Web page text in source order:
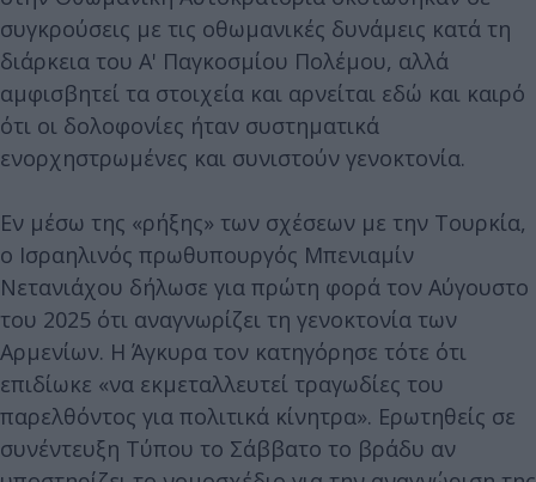
συγκρούσεις με τις οθωμανικές δυνάμεις κατά τη
διάρκεια του Α' Παγκοσμίου Πολέμου, αλλά
αμφισβητεί τα στοιχεία και αρνείται εδώ και καιρό
ότι οι δολοφονίες ήταν συστηματικά
ενορχηστρωμένες και συνιστούν γενοκτονία.
Εν μέσω της «ρήξης» των σχέσεων με την Τουρκία,
ο Ισραηλινός πρωθυπουργός Μπενιαμίν
Νετανιάχου δήλωσε για πρώτη φορά τον Αύγουστο
του 2025 ότι αναγνωρίζει τη γενοκτονία των
Αρμενίων. Η Άγκυρα τον κατηγόρησε τότε ότι
επιδίωκε «να εκμεταλλευτεί τραγωδίες του
παρελθόντος για πολιτικά κίνητρα». Ερωτηθείς σε
συνέντευξη Τύπου το Σάββατο το βράδυ αν